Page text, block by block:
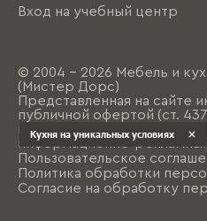
Вход на учебный центр
© 2004 - 2026 Мебель и
(Мистер Дорс)
Представленная на сайте
публичной офертой (ст.
исключительно
информационно-
Пользовательское
Политика обработки
Согласие на обработку
Кухня на уникальных условиях